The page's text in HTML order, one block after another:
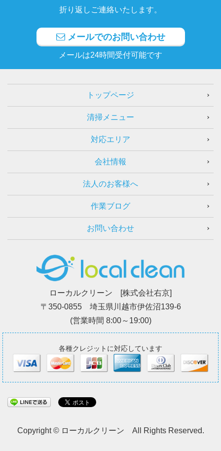
折り返しご連絡いたします。
メールでのお問い合わせ
メールは24時間受付可能です
トップページ
清掃メニュー
対応エリア
会社情報
法人のお客様へ
作業ブログ
お問い合わせ
ローカルクリーン [株式会社右京]
〒350-0855 埼玉県川越市伊佐沼139-6
(営業時間 8:00～19:00)
各種クレジットに対応しています
Copyright © ローカルクリーン All Rights Reserved.